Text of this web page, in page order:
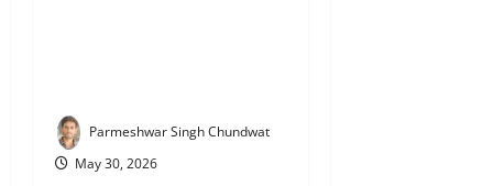
Parmeshwar Singh Chundwat
May 30, 2026